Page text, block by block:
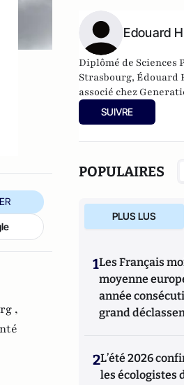
,
2006
Halte au
public.
Edouard
Diplômé de Sciences
Strasbourg, Édouard
associé chez
régulièrement des
pour des journaux
SUIVRE
POPULAIRES
PLUS LUS
1Les Français
moyenne
année
grand
2L’été 2026
les écologistes